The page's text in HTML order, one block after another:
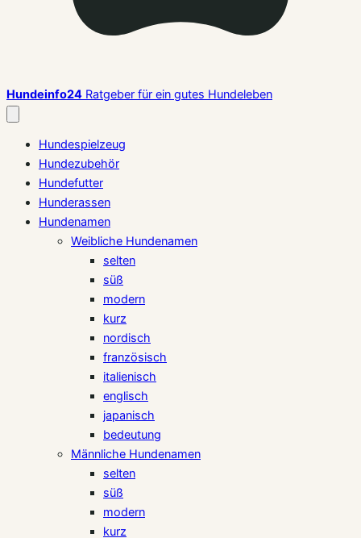
Hundeinfo24 Ratgeber für ein gutes Hundeleben
schließen
Hundespielzeug
Hundezubehör
Hundefutter
Hunderassen
Hundenamen
Weibliche Hundenamen
selten
süß
modern
kurz
nordisch
französisch
italienisch
englisch
japanisch
bedeutung
Männliche Hundenamen
selten
süß
modern
kurz